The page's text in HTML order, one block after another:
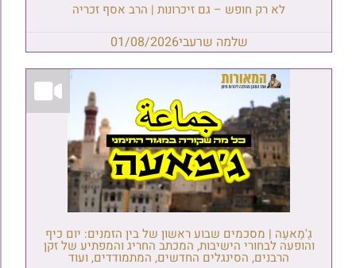
לא רק חופש – גם זיכרונות | הרב אסף זכריה
שלמה שרעבי01/08/2026
גַ'מַאעַה | מסכמים שבוע ראשון של בין הזמנים: יום כיף
והופעה לבחורי הישיבות, המכתב החריג והמפתיע של זקן
הרבנים, הסינגלים החדשים, המתמודדים, ועוד